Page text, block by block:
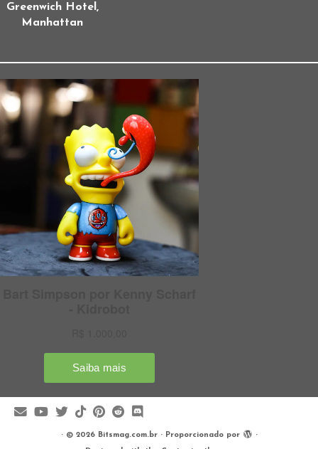
Greenwich Hotel,
Manhattan
· © 2026 Bitsmag.com.br· Proporcionado por ·